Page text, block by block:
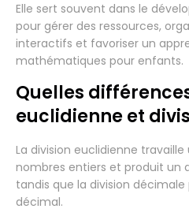
Elle sert souvent dans le
pour gérer des ressources,
interactifs et favoriser un
mathématiques pour enfants.
Quelles
euclidienne et
La division euclidienne
nombres entiers et produit un
tandis que la division
décimal.